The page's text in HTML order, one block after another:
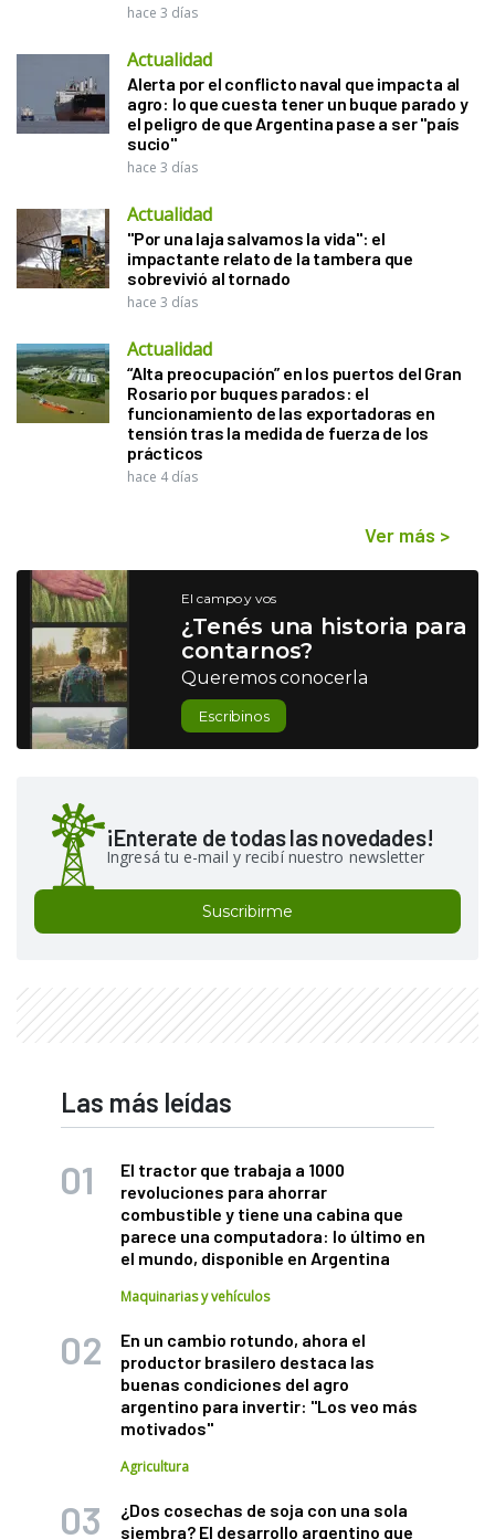
hace 3 días
Actualidad
Alerta por el conflicto naval que impacta al
agro: lo que cuesta tener un buque parado y
el peligro de que Argentina pase a ser "país
sucio"
hace 3 días
Actualidad
"Por una laja salvamos la vida": el
impactante relato de la tambera que
sobrevivió al tornado
hace 3 días
Actualidad
“Alta preocupación” en los puertos del Gran
Rosario por buques parados: el
funcionamiento de las exportadoras en
tensión tras la medida de fuerza de los
prácticos
hace 4 días
Ver más >
El campo y vos
¿Tenés una historia para
contarnos?
Queremos conocerla
Escribinos
¡Enterate de todas las novedades!
Ingresá tu e-mail y recibí nuestro newsletter
Suscribirme
Las más leídas
El tractor que trabaja a 1000
revoluciones para ahorrar
combustible y tiene una cabina que
parece una computadora: lo último en
el mundo, disponible en Argentina
Maquinarias y vehículos
En un cambio rotundo, ahora el
productor brasilero destaca las
buenas condiciones del agro
argentino para invertir: "Los veo más
motivados"
Agricultura
¿Dos cosechas de soja con una sola
siembra? El desarrollo argentino que